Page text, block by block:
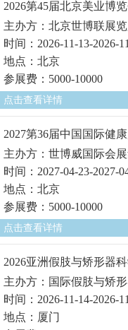
2026第45届北京美业博
主办方：北京世博联展
时间：2026-11-13-2026-
地点：北京
参展费：5000-10000
点击查看详情
2027第36届中国国际健
主办方：世博威国际会展
时间：2027-04-23-2027-
地点：北京
参展费：5000-10000
点击查看详情
2026亚洲假肢与矫形器
主办方：国际假肢与矫
时间：2026-11-14-2026-
地点：厦门